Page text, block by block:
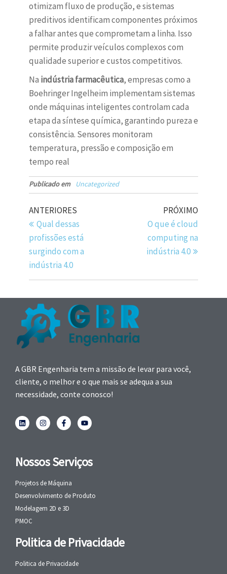
otimizam fluxo de produção, e sistemas
preditivos identificam componentes próximos
a falhar antes que comprometam a linha. Isso
permite produzir veículos complexos com
qualidade superior e custos competitivos.
Na indústria farmacêutica, empresas como a
Boehringer Ingelheim implementam sistemas
onde máquinas inteligentes controlam cada
etapa da síntese química, garantindo pureza e
consistência. Sensores monitoram
temperatura, pressão e composição em
tempo real
Publicado em Uncategorized
ANTERIORES
Qual dessas
profissões está
surgindo com a
indústria 4.0
PRÓXIMO
O que é cloud
computing na
indústria 4.0
A GBR Engenharia tem a missão de levar para você,
cliente, o melhor e o que mais se adequa a sua
necessidade, conte conosco!
Nossos Serviços
Projetos de Máquina
Desenvolvimento de Produto
Modelagem 2D e 3D
PMOC
Politica de Privacidade
Politica de Privacidade